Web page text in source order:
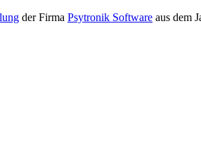
der Firma Psytronik Software aus dem